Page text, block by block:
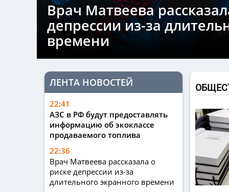
Врач Матвеева
депрессии из-за
времени
ЛЕНТА НОВОСТЕЙ
22:41
АЗС в РФ будут предоставлять
информацию об экоклассе
продаваемого топлива
22:36
Врач Матвеева рассказала о
риске депрессии из-за
длительного экранного времени